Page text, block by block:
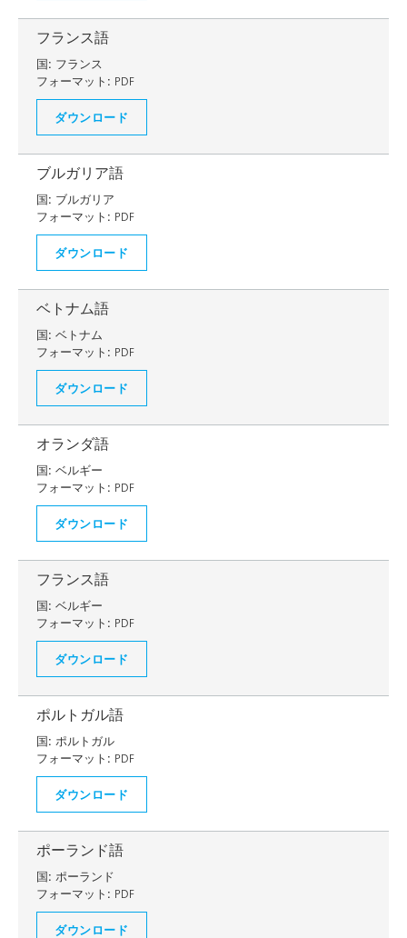
フランス語
国: フランス
フォーマット: PDF
ダウンロード
ブルガリア語
国: ブルガリア
フォーマット: PDF
ダウンロード
ベトナム語
国: ベトナム
フォーマット: PDF
ダウンロード
オランダ語
国: ベルギー
フォーマット: PDF
ダウンロード
フランス語
国: ベルギー
フォーマット: PDF
ダウンロード
ポルトガル語
国: ポルトガル
フォーマット: PDF
ダウンロード
ポーランド語
国: ポーランド
フォーマット: PDF
ダウンロード